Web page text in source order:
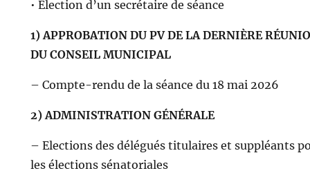
• Election d’un secrétaire de séance
1) APPROBATION DU PV DE LA DERNIÈRE
DU CONSEIL MUNICIPAL
– Compte-rendu de la séance du 18 mai 2026
2) ADMINISTRATION GÉNÉRALE
– Elections des délégués titulaires et suppléants
les élections sénatoriales